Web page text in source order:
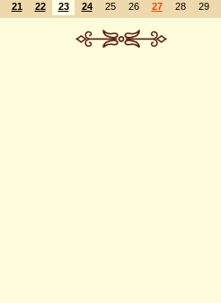
21 22 23 24 25 26 27 28 29